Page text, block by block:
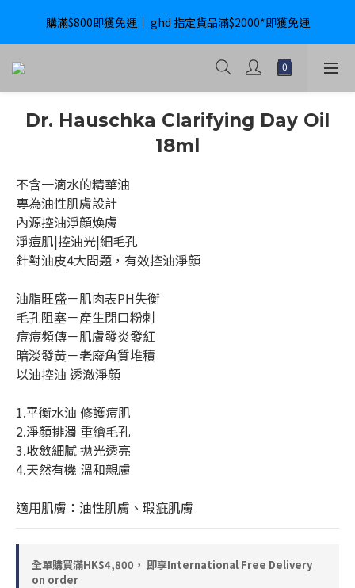
購滿$800即獲免運｜ ghd 指定貨品滿$2000*即獲免運
購滿$800即獲免運｜ ghd 指定貨品滿$2000*即獲免運
International Delivery Available ｜ Shop above HK$4800 Free
購滿$800即獲免運｜ ghd 指定貨品滿$2000*即獲免運
Dr. Hauschka Clarifying Day Oil
18ml
不含一滴水的精華油
專為油性肌膚設計
內源控油淨顏煥膚
淨痘肌|控油光|細毛孔
針對油皮4大問題，有效控油淨顏
油脂旺盛－肌肉表PH失衡
毛孔阻塞－產生閉口粉刺
痘痘頻傳－肌膚發炎發紅
暗淡發黃－老廢角質堆積
以油控油 透澈淨顏
1.平衡水油 修護痘肌
2.淨顏排濁 重繪毛孔
3.收斂細膩 拋光透亮
4.天然有機 溫和親膚
適用肌膚：油性肌膚、瑕疵肌膚
全單購買滿HK$4,800， 即享International Free Delivery
on order